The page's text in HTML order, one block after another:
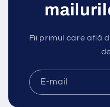
Fii primul care află
E-mail